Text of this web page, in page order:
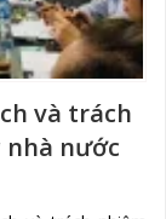
và trách
nước